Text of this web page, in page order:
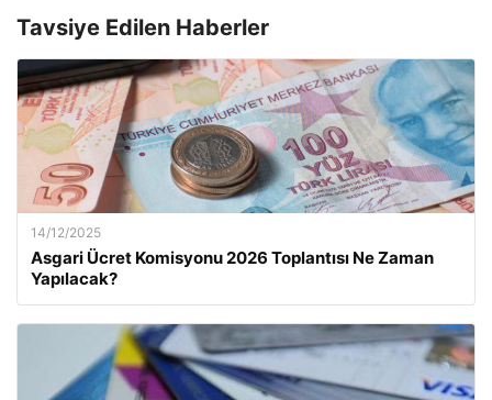
Tavsiye Edilen Haberler
14/12/2025
Asgari Ücret Komisyonu 2026 Toplantısı Ne Zaman
Yapılacak?